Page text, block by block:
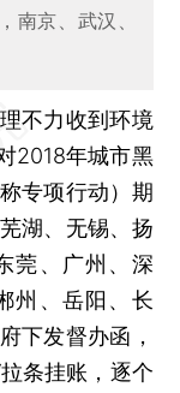
南京、武汉、
不力收到环境
2018年城市黑
专项行动）期
湖、无锡、扬
莞、广州、深
州、岳阳、长
下发督办函，
条挂账，逐个